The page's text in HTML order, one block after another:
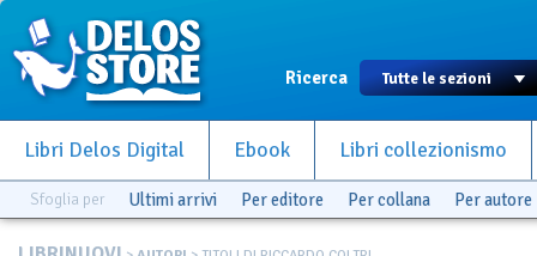
Ricerca
Libri Delos Digital Ebook Libri collezionismo
Sfoglia per Ultimi arrivi Per editore Per collana Per autore